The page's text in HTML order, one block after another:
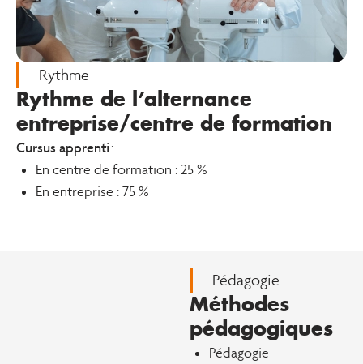
Rythme
Rythme de l’alternance
entreprise/centre de formation
Cursus apprenti:
En centre de formation : 25 %
En entreprise : 75 %
Pédagogie
Méthodes
pédagogiques
Pédagogie